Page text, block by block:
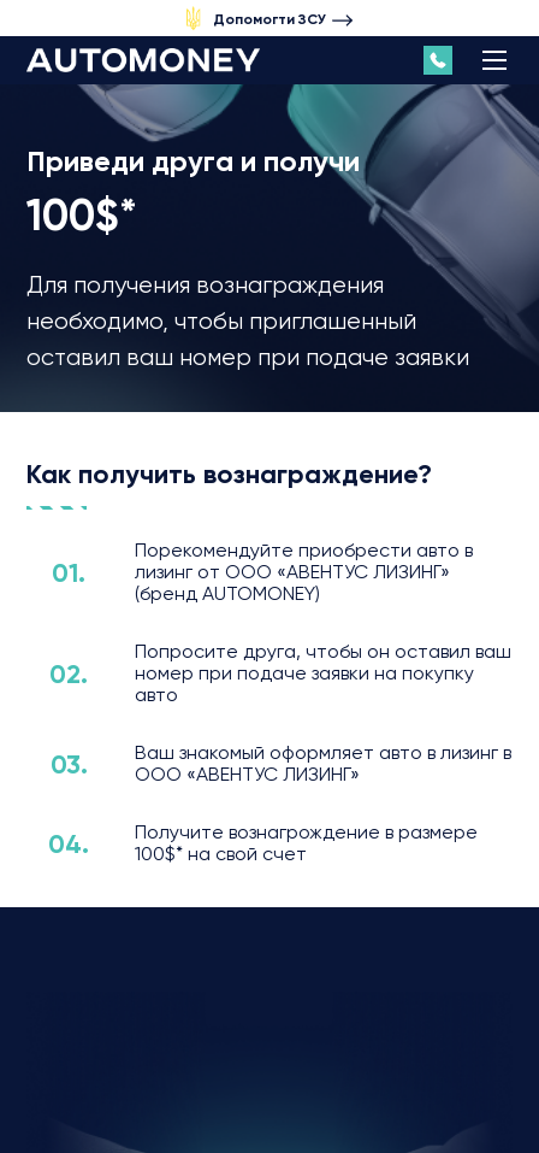
Допомогти ЗСУ
Приведи друга и получи
100$*
Для получения вознаграждения
необходимо, чтобы приглашенный
оставил ваш номер при подаче заявки
Как получить вознаграждение?
01.
Порекомендуйте приобрести авто в
лизинг от ООО «АВЕНТУС ЛИЗИНГ»
(бренд AUTOMONEY)
02.
Попросите друга, чтобы он оставил ваш
номер при подаче заявки на покупку
авто
03.
Ваш знакомый оформляет авто в лизинг в
ООО «АВЕНТУС ЛИЗИНГ»
04.
Получите вознагрождение в размере
100$* на свой счет